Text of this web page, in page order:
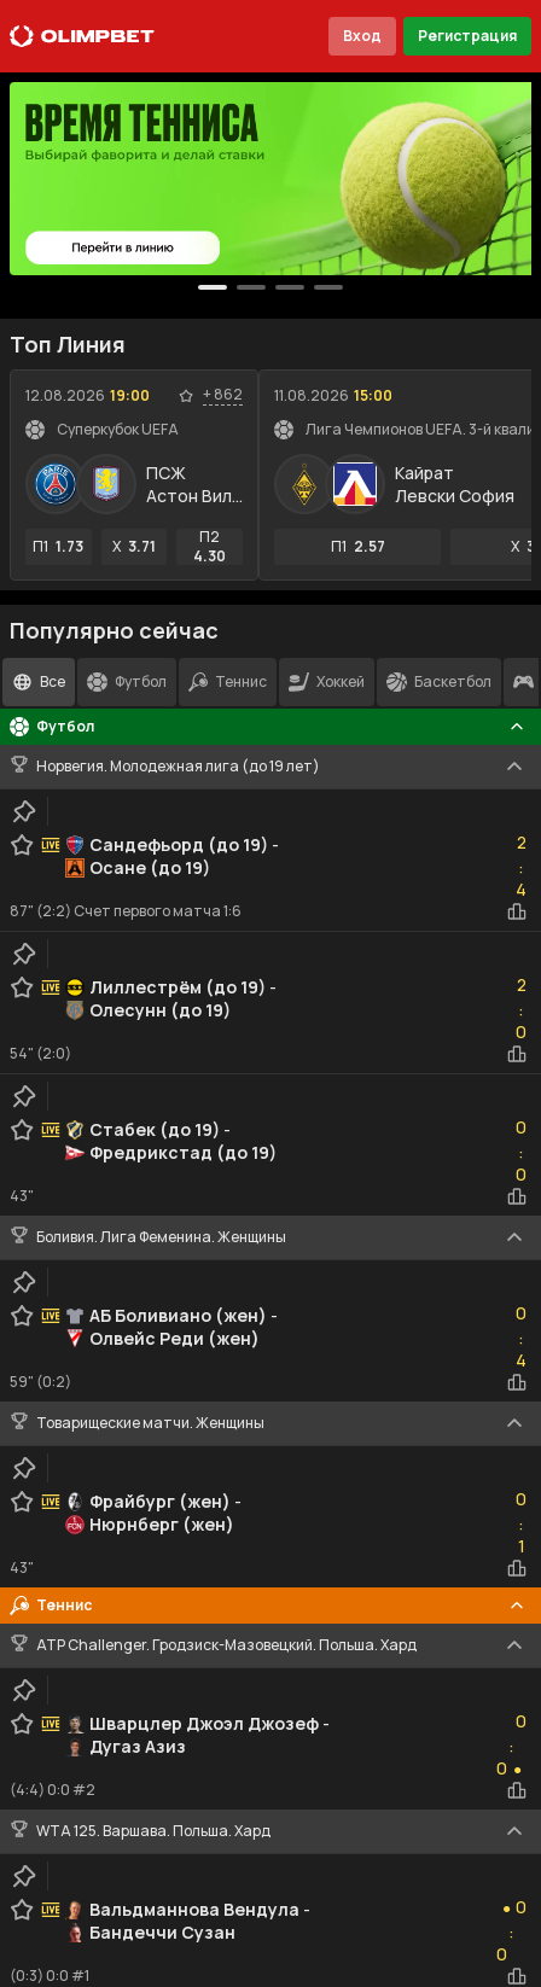
Вход Регистрация
Топ Линия
12.08.2026 19:00 +862
Суперкубок UEFA
ПСЖ
Астон Вилла
П1 1.73 X 3.71
П2
4.30
11.08.2026 15:00
Лига Чемпионов UEFA. 3-й
Кайрат
Левски София
П1 2.57 X
Популярно сейчас
Все Футбол Теннис Хоккей Баскетбол
Футбол
Норвегия. Молодежная лига (до 19 лет)
Сандефьорд (до 19) -
Осане (до 19)
2
:4
4
87" (2:2) Счет первого матча 1:6
Лиллестрём (до 19) -
Олесунн (до 19)
2
:0
0
54" (2:0)
Стабек (до 19) -
Фредрикстад (до 19)
0
:0
0
43"
Боливия. Лига Феменина. Женщины
АБ Боливиано (жен) -
Олвейс Реди (жен)
0
:4
4
59" (0:2)
Товарищеские матчи. Женщины
Фрайбург (жен) -
Нюрнберг (жен)
0
:1
1
43"
Теннис
ATP Challenger. Гродзиск-Мазовецкий. Польша. Хард
Шварцлер Джоэл Джозеф -
Дугаз Азиз
0
:
0 ●
(4:4) 0:0 #2
WTA 125. Варшава. Польша. Хард
Вальдманнова Вендула -
Бандеччи Сузан
● 0
:
0
(0:3) 0:0 #1